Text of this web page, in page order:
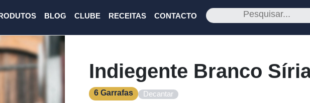
BLOG CLUBE RECEITAS CONTACTO
Indiegente Branco
6 Garrafas Decantar